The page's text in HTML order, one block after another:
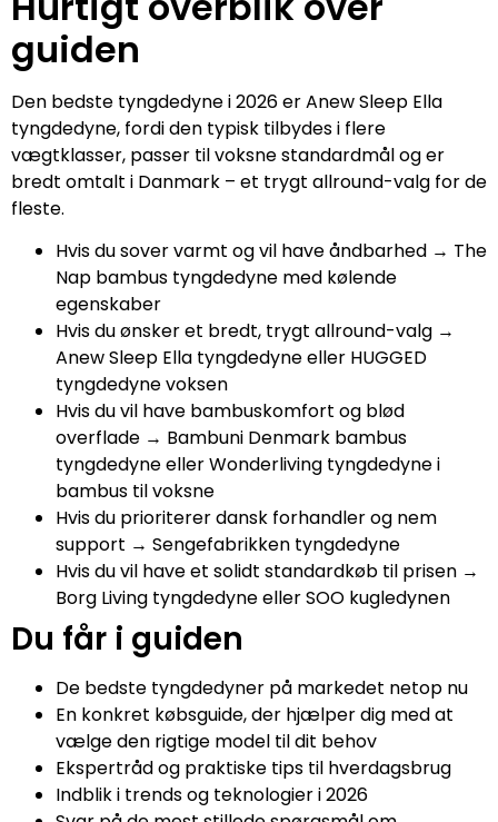
guiden
Den bedste tyngdedyne i 2026 er Anew Sleep Ella
tyngdedyne, fordi den typisk tilbydes i flere
vægtklasser, passer til voksne standardmål og er
bredt omtalt i Danmark – et trygt allround-valg for de
fleste.
Hvis du sover varmt og vil have åndbarhed → The
Nap bambus tyngdedyne med kølende
egenskaber
Hvis du ønsker et bredt, trygt allround-valg →
Anew Sleep Ella tyngdedyne eller HUGGED
tyngdedyne voksen
Hvis du vil have bambuskomfort og blød
overflade → Bambuni Denmark bambus
tyngdedyne eller Wonderliving tyngdedyne i
bambus til voksne
Hvis du prioriterer dansk forhandler og nem
support → Sengefabrikken tyngdedyne
Hvis du vil have et solidt standardkøb til prisen →
Borg Living tyngdedyne eller SOO kugledynen
Du får i guiden
De bedste tyngdedyner på markedet netop nu
En konkret købsguide, der hjælper dig med at
vælge den rigtige model til dit behov
Ekspertråd og praktiske tips til hverdagsbrug
Indblik i trends og teknologier i 2026